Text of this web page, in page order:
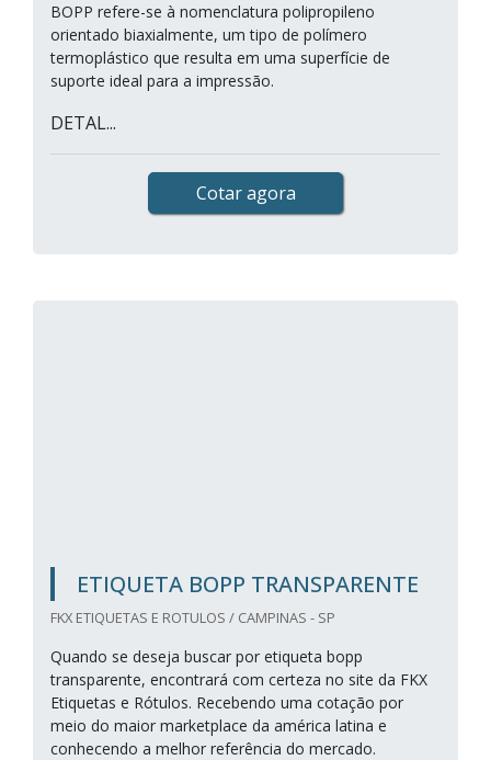
BOPP refere-se à nomenclatura polipropileno
orientado biaxialmente, um tipo de polímero
termoplástico que resulta em uma superfície de
suporte ideal para a impressão.
DETAL...
Cotar agora
ETIQUETA BOPP TRANSPARENTE
FKX ETIQUETAS E ROTULOS / CAMPINAS - SP
Quando se deseja buscar por etiqueta bopp
transparente, encontrará com certeza no site da FKX
Etiquetas e Rótulos. Recebendo uma cotação por
meio do maior marketplace da américa latina e
conhecendo a melhor referência do mercado.